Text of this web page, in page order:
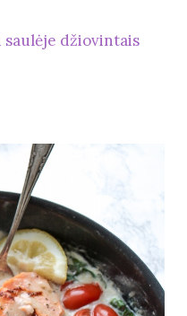
saulėje džiovintais